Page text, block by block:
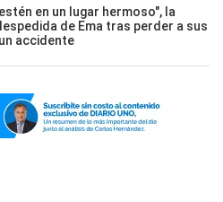
en un lugar hermoso", la
de Ema tras perder a sus
accidente